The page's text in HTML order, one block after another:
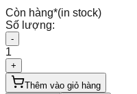
Còn hàng*(in stock)
Số lượng:
-
1
+
Thêm vào giỏ hàng